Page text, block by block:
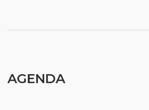
AGENDA